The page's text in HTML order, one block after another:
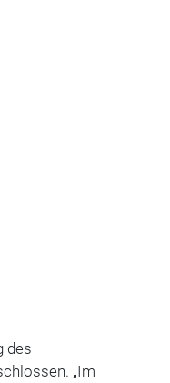
des
„Im